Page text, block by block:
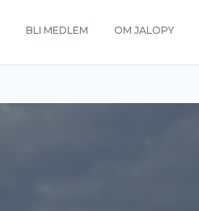
BLI MEDLEM OM JALOPY